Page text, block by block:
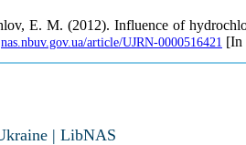
E. M. (2012). Influence of
article/UJRN-0000516421 [In
| LibNAS